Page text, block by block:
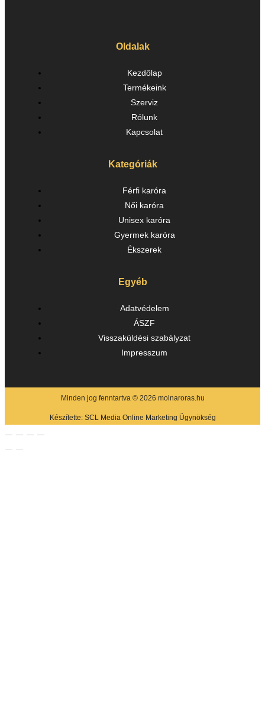
Oldalak
Kezdőlap
Termékeink
Szerviz
Rólunk
Kapcsolat
Kategóriák
Férfi karóra
Női karóra
Unisex karóra
Gyermek karóra
Ékszerek
Egyéb
Adatvédelem
ÁSZF
Visszaküldési szabályzat
Impresszum
Minden jog fenntartva © 2026 molnaroras.hu
Készítette: SCL Media Online Marketing Ügynökség